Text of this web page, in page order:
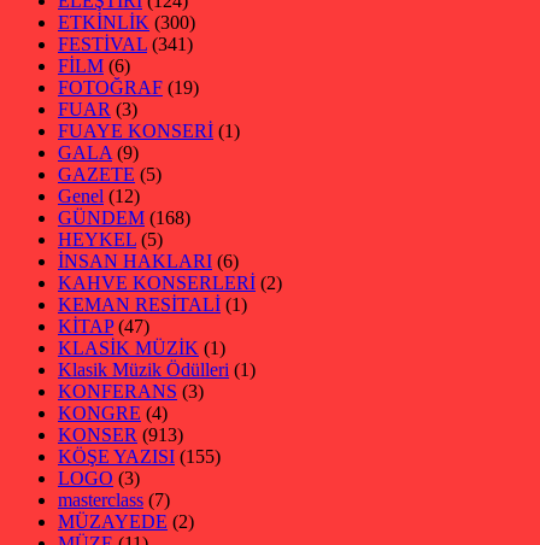
ETKİNLİK (300)
FESTİVAL (341)
FİLM (6)
FOTOĞRAF (19)
FUAR (3)
FUAYE KONSERİ (1)
GALA (9)
GAZETE (5)
Genel (12)
GÜNDEM (168)
HEYKEL (5)
İNSAN HAKLARI (6)
KAHVE KONSERLERİ (2)
KEMAN RESİTALİ (1)
KİTAP(47)
KLASİK MÜZİK (1)
Klasik Müzik Ödülleri (1)
KONFERANS (3)
KONGRE (4)
KONSER (913)
KÖŞE YAZISI (155)
LOGO (3)
masterclass (7)
MÜZAYEDE (2)